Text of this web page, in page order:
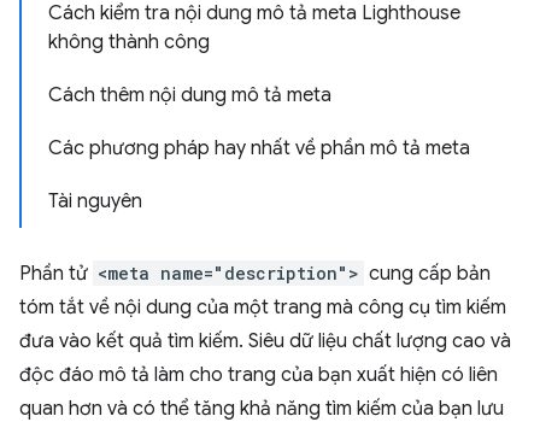
Cách kiểm tra nội dung mô tả meta Lighthouse
không thành công
Cách thêm nội dung mô tả meta
Các phương pháp hay nhất về phần mô tả meta
Tài nguyên
Phần tử <meta name="description"> cung cấp bản
tóm tắt về nội dung của một trang mà công cụ tìm kiếm
đưa vào kết quả tìm kiếm. Siêu dữ liệu chất lượng cao và
độc đáo mô tả làm cho trang của bạn xuất hiện có liên
quan hơn và có thể tăng khả năng tìm kiếm của bạn lưu